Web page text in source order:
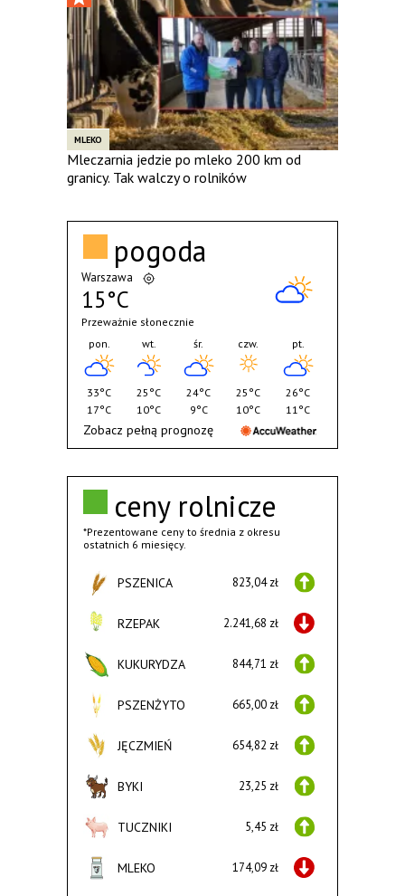
MLEKO
Mleczarnia jedzie po mleko 200 km od
granicy. Tak walczy o rolników
ceny rolnicze
*Prezentowane ceny to średnia z okresu
ostatnich 6 miesięcy.
PSZENICA 823,04 zł
RZEPAK 2.241,68 zł
KUKURYDZA 844,71 zł
PSZENŻYTO 665,00 zł
JĘCZMIEŃ 654,82 zł
BYKI 23,25 zł
TUCZNIKI 5,45 zł
MLEKO 174,09 zł
pogoda
Warszawa
15°C
Przeważnie słonecznie
pon.
33°C
17°C
wt.
25°C
10°C
śr.
24°C
9°C
czw.
25°C
10°C
pt.
26°C
11°C
Zobacz pełną prognozę